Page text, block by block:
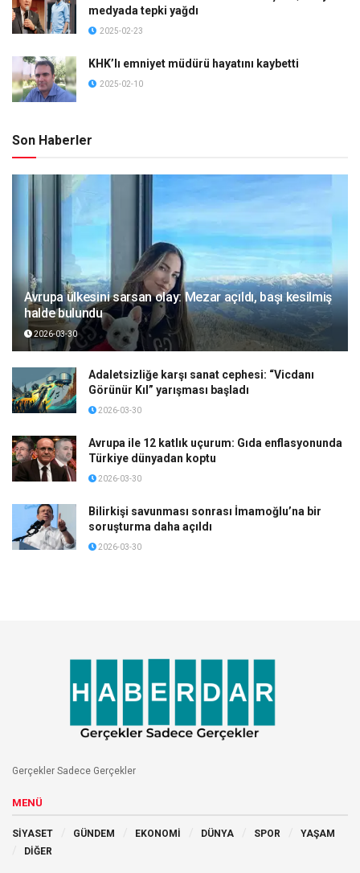
medyada tepki yağdı
2025-02-23
KHK’lı emniyet müdürü hayatını kaybetti
2025-02-10
Son Haberler
Avrupa ülkesini sarsan olay: Mezar açıldı, başı kesilmiş
halde bulundu
2026-03-30
Adaletsizliğe karşı sanat cephesi: “Vicdanı
Görünür Kıl” yarışması başladı
2026-03-30
Avrupa ile 12 katlık uçurum: Gıda enflasyonunda
Türkiye dünyadan koptu
2026-03-30
Bilirkişi savunması sonrası İmamoğlu’na bir
soruşturma daha açıldı
2026-03-30
Gerçekler Sadece Gerçekler
MENÜ
SİYASET GÜNDEM EKONOMİ DÜNYA SPOR
YAŞAM
DİĞER